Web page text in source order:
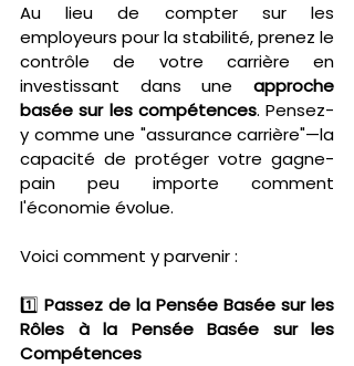
Au lieu de compter sur les
employeurs pour la stabilité, prenez le
contrôle de votre carrière en
investissant dans une approche
basée sur les compétences. Pensez-
y comme une "assurance carrière"—la
capacité de protéger votre gagne-
pain peu importe comment
l'économie évolue.
Voici comment y parvenir :
1️⃣ Passez de la Pensée Basée sur les
Rôles à la Pensée Basée sur les
Compétences